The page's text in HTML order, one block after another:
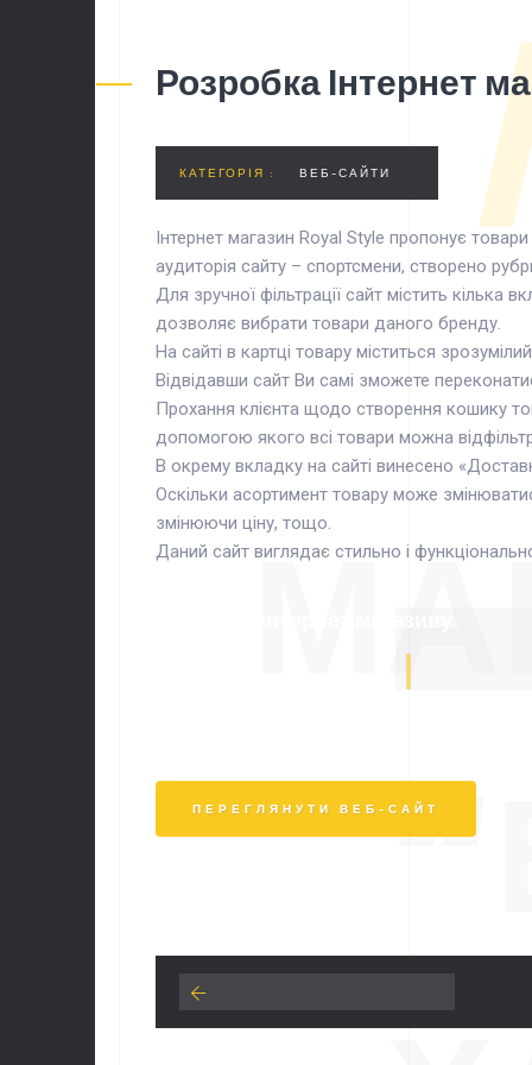
Розробка Інтернет
КАТЕГОРІЯ : ВЕБ-САЙТИ
Інтернет магазин Royal Style пропонує
аудиторія сайту – спортсмени, створено
Для зручної фільтрації сайт містить кілька
дозволяє вибрати товари даного бренду.
На сайті в картці товару міститься
Відвідавши сайт Ви самі зможете
Прохання клієнта щодо створення кошику
допомогою якого всі товари можна
В окрему вкладку на сайті винесено
Оскільки асортимент товару може
змінюючи ціну, тощо.
Даний сайт виглядає стильно і
ПЕРЕГЛЯНУТИ ВЕБ-САЙТ